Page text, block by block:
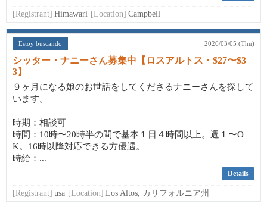
[Registrant] Himawari [Location] Campbell
Estoy buscando 2026/03/05 (Thu)
シッター・ナニーさん募集中【ロスアルトス・$27〜$3
3】
９ヶ月になる娘のお世話をしてくださるナニーさんを探して
います。
時期：相談可
時間：10時〜20時半の間で基本１日４時間以上。週１〜O
K。16時以降対応できる方優遇。
時給：...
Details
[Registrant] usa [Location] Los Altos, カリフォルニア州